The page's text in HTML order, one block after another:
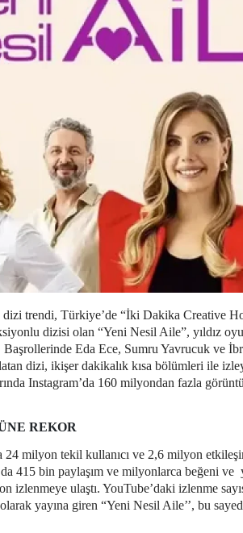
trendi, Türkiye’de “İki Dakika Creative
dizisi olan “Yeni Nesil Aile”, yıldız
Başrollerinde Eda Ece, Sumru Yavrucuk ve
dizi, ikişer dakikalık kısa bölümleri ile
Instagram’da 160 milyondan fazla
REKOR
24 milyon tekil kullanıcı ve 2,6 milyon
415 bin paylaşım ve milyonlarca beğeni ve
izlenmeye ulaştı. YouTube’daki izlenme
yayına giren “Yeni Nesil Aile’’, bu